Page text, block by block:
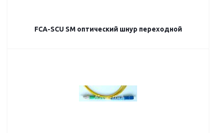
FCA-SCU SM оптический шнур переходной